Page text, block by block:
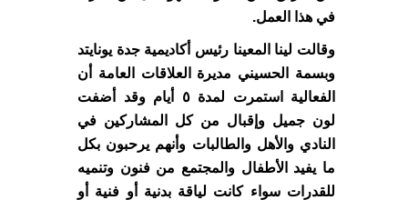
في هذا العمل.
وقالت لينا المعينا رئيس أكاديمية جدة يونايتد
وبسمة الحسيني مديرة العلاقات العامة أن
الفعالية استمرت لمدة ٥ أيام وقد أضفت
لون جميل وإقبال من كل المشاركين في
النادي والأهل والطالبات وأنهم يرحبون بكل
ما يفيد الأطفال والمجتمع من فنون وتنميه
للقدرات سواء كانت لياقة بدنية أو فنية أو